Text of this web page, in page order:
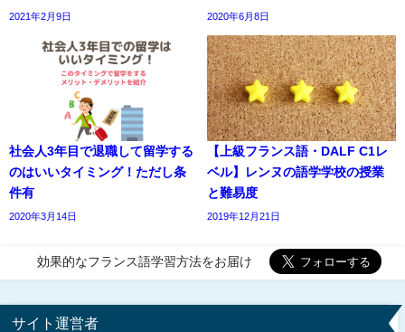
2021年2月9日 2020年6月8日
社会人3年目で退職して留学する
のはいいタイミング！ただし条
件有
2020年3月14日
【上級フランス語・DALF C1レ
ベル】レンヌの語学学校の授業
と難易度
2019年12月21日
効果的なフランス語学習方法をお届け
サイト運営者